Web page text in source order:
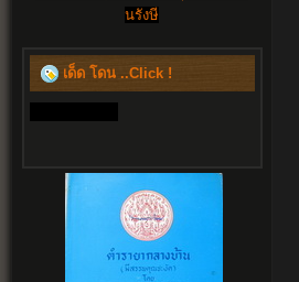
นรังษี
เด็ด โดน ..Click !